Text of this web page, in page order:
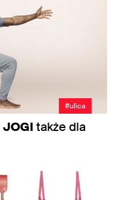
#ulica
JOGI także dla